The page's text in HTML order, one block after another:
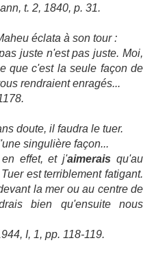
t. 2, 1840, p. 31.
éclata à son tour :
juste n'est pas juste. Moi,
que c'est la seule façon de
rendraient enragés...
doute, il faudra le tuer.
singulière façon...
effet, et j'aimerais qu'au
est terriblement fatigant.
la mer ou au centre de
bien qu'ensuite nous
I, 1, pp. 118-119.